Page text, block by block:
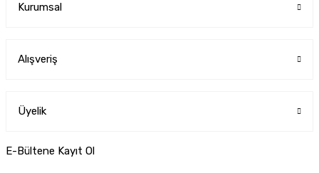
Kurumsal
Alışveriş
Üyelik
E-Bültene Kayıt Ol